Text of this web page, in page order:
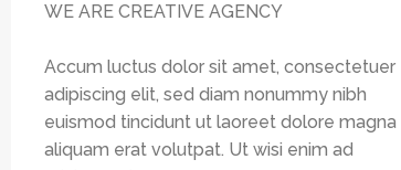
WE ARE CREATIVE AGENCY
Accum luctus dolor sit amet, consectetuer
adipiscing elit, sed diam nonummy nibh
euismod tincidunt ut laoreet dolore magna
aliquam erat volutpat. Ut wisi enim ad